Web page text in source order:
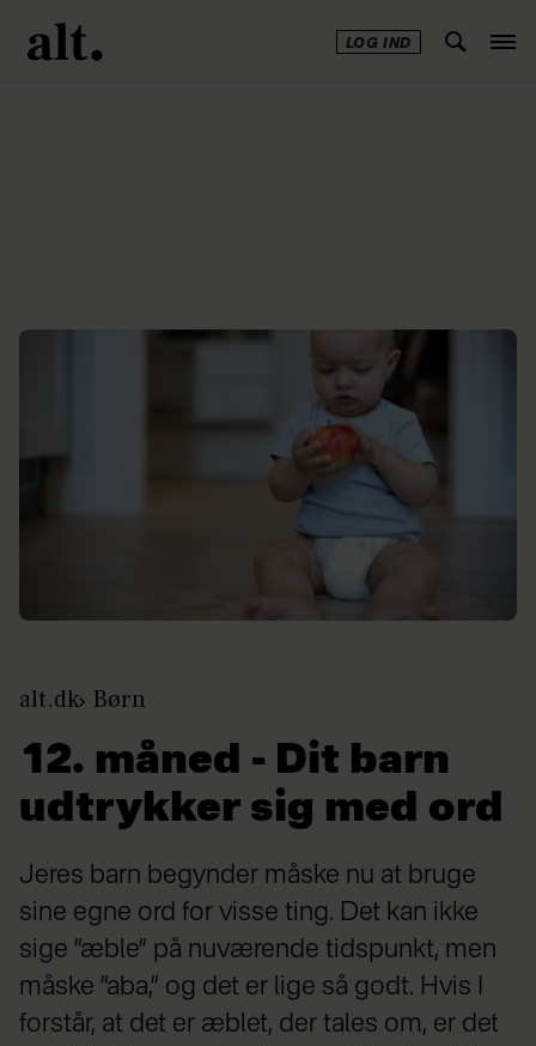
LOG IND
alt.dk Børn
12. måned - Dit barn
udtrykker sig med ord
Jeres barn begynder måske nu at bruge
sine egne ord for visse ting. Det kan ikke
sige ”æble” på nuværende tidspunkt, men
måske ”aba,” og det er lige så godt. Hvis I
forstår, at det er æblet, der tales om, er det